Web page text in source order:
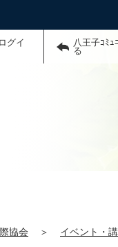
グイ
八王子ｺﾐ
る
協会 ＞ イベント・